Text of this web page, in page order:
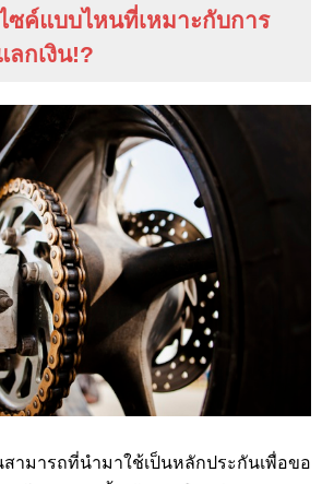
ซค์แบบไหนที่เหมาะกับการ
ลกเงิน!?
ามารถที่นำมาใช้เป็นหลักประกันเพื่อขอ